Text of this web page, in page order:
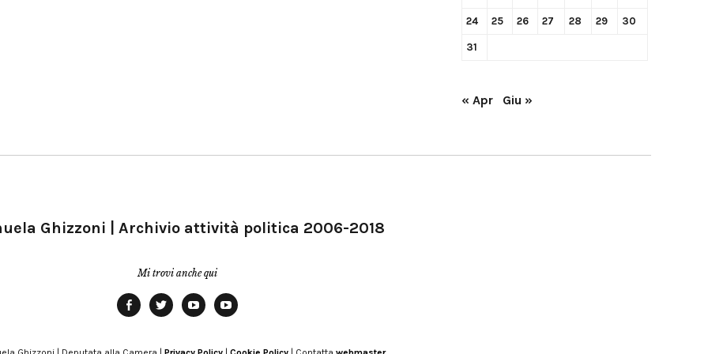
24 25 26 27 28 29 30
31
« Apr Giu »
Ghizzoni | Archivio attività politica 2006-2018
Mi trovi anche qui
Modena